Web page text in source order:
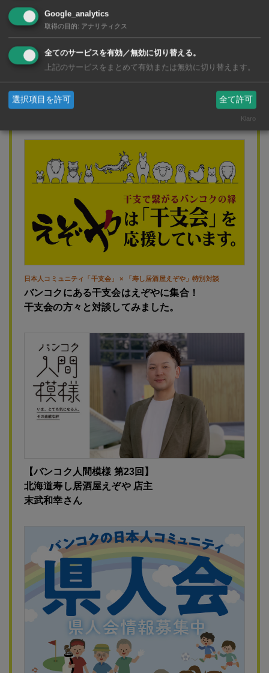
県人会 × 寿し居酒屋えぞや特別対談
各県人会の方々と対談してみました。
日本人コミュニティ「干支会」 × 「寿し居酒屋えぞや」特別対談
バンコクにある干支会はえぞやに集合！
干支会の方々と対談してみました。
【バンコク人間模様 第23回】
北海道寿し居酒屋えぞや 店主
末武和幸さん
Google_analytics
取得の目的: アナリティクス
全てのサービスを有効／無効に切り替える。
上記のサービスをまとめて有効または無効に切り替えます。
選択項目を許可 全て許可
Klaro